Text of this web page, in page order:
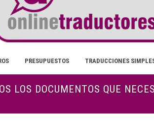
PRESUPUESTOS TRADUCCIONES
LOS DOCUMENTOS QUE